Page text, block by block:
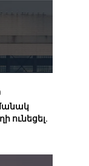
ունեցել.